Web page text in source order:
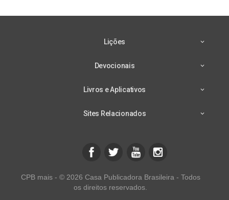
Lições
Devocionais
Livros e Aplicativos
Sites Relacionados
CPB mais - © 2026 Casa Publicadora Brasileira - Todos
os direitos reservados.